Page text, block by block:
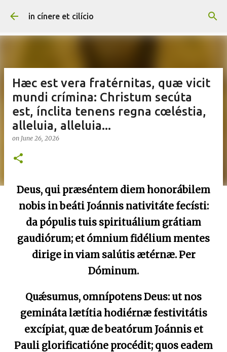
Skip to main content
in cínere et cilício
Hæc est vera fratérnitas, quæ vicit
mundi crímina: Christum secúta
est, ínclita tenens regna cœléstia,
alleluia, alleluia...
on June 26, 2026
Deus, qui præséntem diem honorábilem
nobis in beáti Joánnis nativitáte fecísti:
da pópulis tuis spirituálium grátiam
gaudiórum; et ómnium fidélium mentes
dirige in viam salútis ætérnæ. Per
Dóminum.
Quǽsumus, omnípotens Deus: ut nos
gemináta lætítiahodiérnæ festivitátis
excípiat, quæ de beatórum Joánnis et
Pauli glorificatióne procédit; quos eadem